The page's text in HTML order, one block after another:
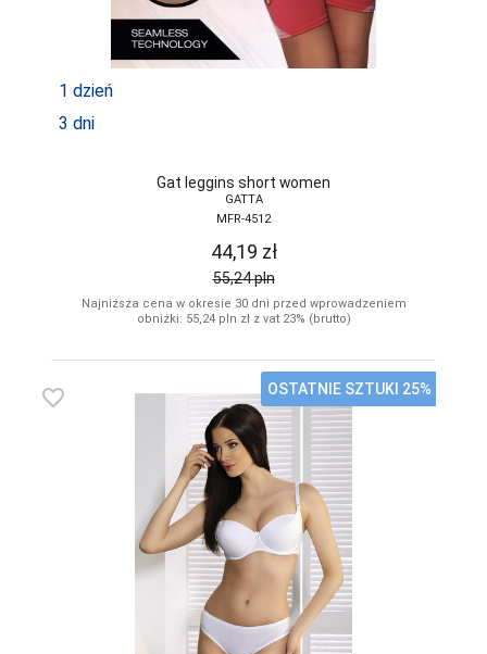
1 dzień
3 dni
Gat leggins short women
GATTA
MFR-4512
44,19 zł
55,24pln
Najniższa cena w okresie 30 dni przed wprowadzeniem
obniżki: 55,24 pln zł z vat 23% (brutto)
favorite_border OSTATNIE SZTUKI 25%